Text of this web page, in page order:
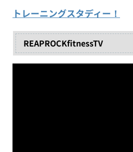
トレーニングスタディー！
REAPROCKfitnessTV